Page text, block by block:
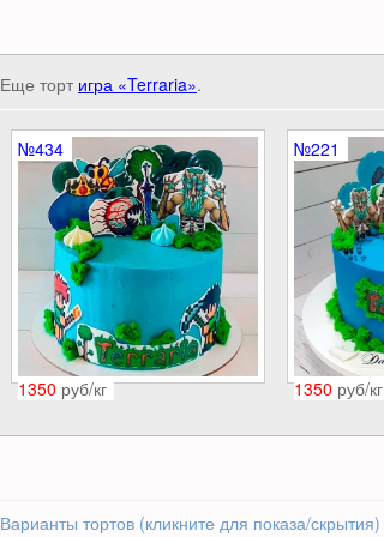
Еще торт игра «Terraria».
№434
1350 руб/кг
№221
1350 руб/кг
Варианты тортов (кликните для показа/скрытия)